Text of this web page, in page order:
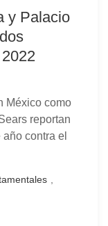
y Palacio
México como
reportan
contra el